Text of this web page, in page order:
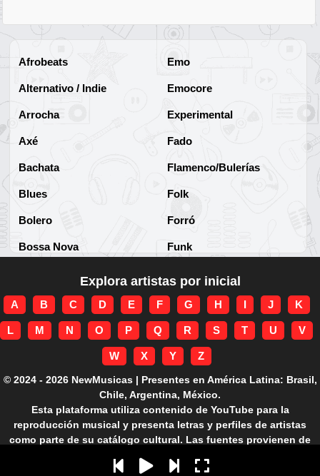
Afrobeats
Alternativo / Indie
Arrocha
Axé
Bachata
Blues
Bolero
Bossa Nova
Brega-funk
Cha-Cha
Corridos
Country
Cuarteto
Emo
Emocore
Experimental
Fado
Flamenco/Bulerías
Folk
Forró
Funk
Funk Internacional
Gospel/Religioso
Gótico
Grunge
Guarania
Hard rock
Hardcore
Explora artistas por inicial
A B C D E F G H I J K
L M N O P Q R S T U V
W X Y Z
© 2024 - 2026 NewMusicas | Presentes en América Latina: Brasil,
Chile, Argentina, México.
Esta plataforma utiliza contenido de YouTube para la
reproducción musical y presenta letras y perfiles de artistas
como parte de su catálogo cultural. Las fuentes provienen de